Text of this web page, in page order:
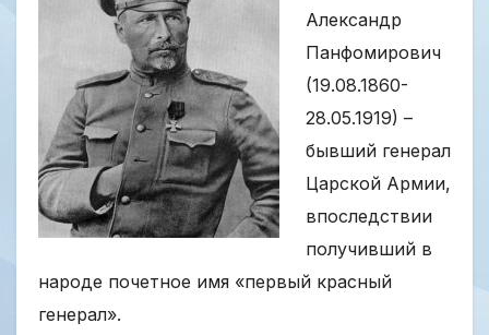
Александр
Панфомирович
(19.08.1860-
28.05.1919) –
бывший генерал
Царской Армии,
впоследствии
получивший в
народе почетное имя «первый красный
генерал».